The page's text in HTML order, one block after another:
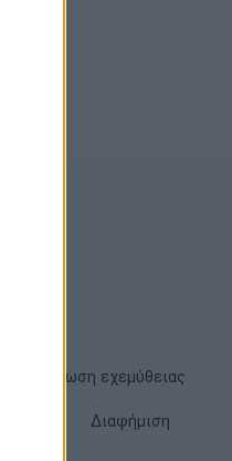
Δήλωση εχεμύθειας
Διαφήμιση